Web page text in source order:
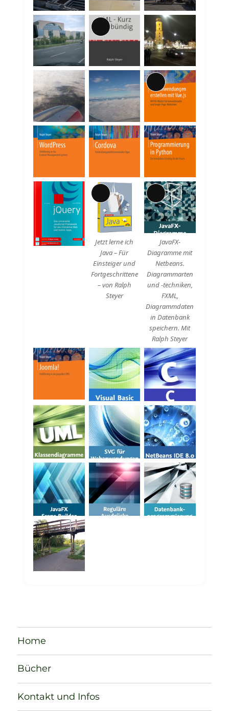
Lange
Beschreibung
Lange
Beschreibung
Lange
Beschreibung
Jetzt lerne ich
Java – Für
Einsteiger und
Fortgeschrittene
– von Ralph
Steyer
Lange
Beschreibung
JavaFX-
Diagramme mit
Netbeans.
Diagrammarten
und -techniken,
FXML,
Diagrammdaten
in Datenbank
speichern. Mit
Ralph Steyer
Home
Bücher
Kontakt und Infos